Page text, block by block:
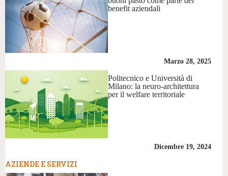
benefit aziendali
Marzo 28, 2025
Politecnico e Università di
Milano: la neuro-architettura
per il welfare territoriale
Dicembre 19, 2024
AZIENDE E SERVIZI